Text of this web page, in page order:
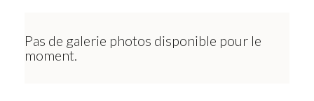
Pas de galerie photos disponible pour le
moment.